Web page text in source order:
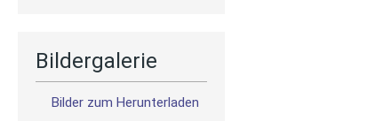
Bildergalerie
Bilder zum Herunterladen